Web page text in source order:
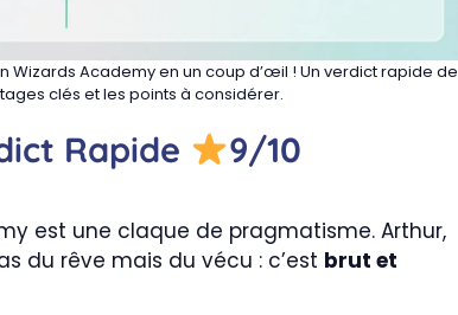
Academy en un coup d’œil ! Un verdict rapide de
clés et les points à considérer.
Rapide 9/10
est une claque de pragmatisme. Arthur,
du rêve mais du vécu : c’est brut et